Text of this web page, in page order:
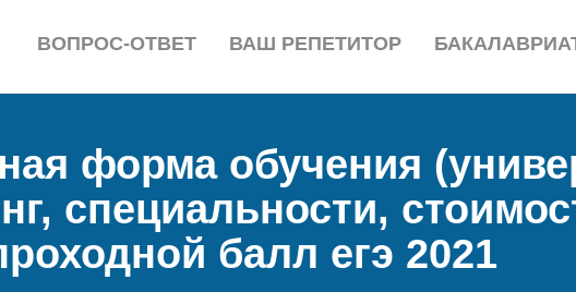
ВАШ РЕПЕТИТОР
ВОПРОС-ОТВЕТ
форма обучения
специальности,
балл егэ 2021